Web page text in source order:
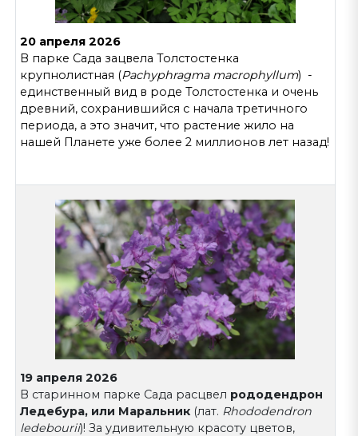
20 апреля 2026
В парке Сада зацвела Толстостенка
крупнолистная (Pachyphragma macrophyllum) -
единственный вид в роде Толстостенка и очень
древний, сохранившийся с начала третичного
периода, а это значит, что растение жило на
нашей Планете уже более 2 миллионов лет назад!
19 апреля 2026
В старинном парке Сада расцвел рододендрон
Ледебура, или Маральник (лат. Rhododendron
ledebourii)! За удивительную красоту цветов,